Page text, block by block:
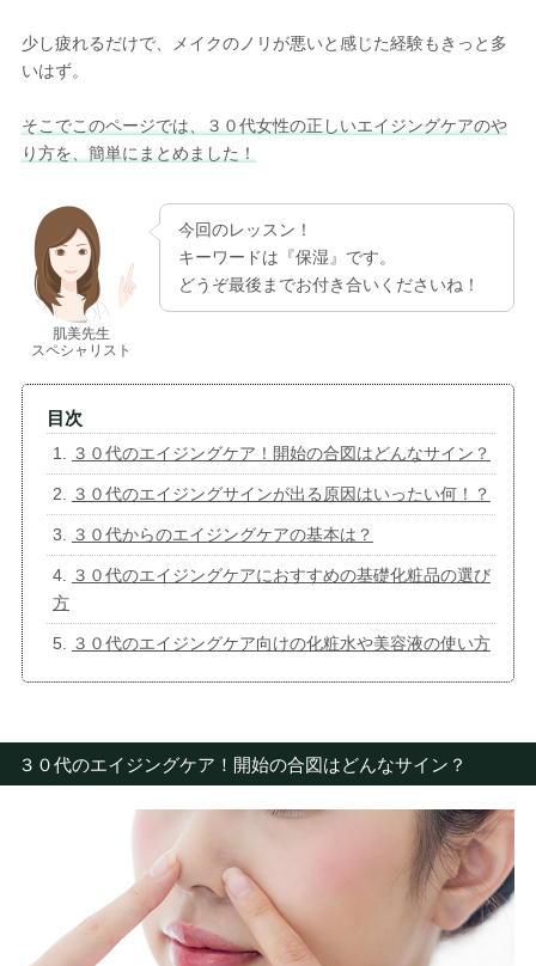
少し疲れるだけで、メイクのノリが悪いと感じた経験もきっと多
いはず。
そこでこのページでは、３０代女性の正しいエイジングケアのや
り方を、簡単にまとめました！
肌美先生
スペシャリスト
今回のレッスン！
キーワードは『保湿』です。
どうぞ最後までお付き合いくださいね！
３０代のエイジングケア！開始の合図はどんなサイン？
３０代のエイジングサインが出る原因はいったい何！？
３０代からのエイジングケアの基本は？
３０代のエイジングケアにおすすめの基礎化粧品の選び
方
３０代のエイジングケア向けの化粧水や美容液の使い方
３０代のエイジングケア！開始の合図はどんなサイン？